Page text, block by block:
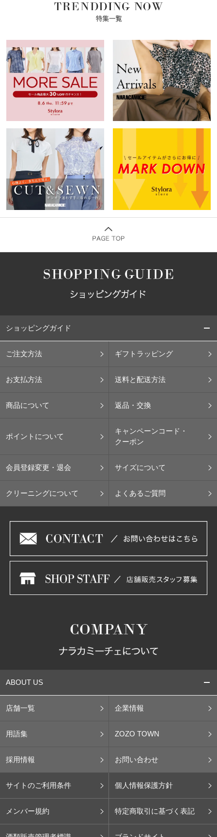
ショッピングガイド
ご注文方法 ギフトラッピング
お支払方法 送料と配送方法
商品について 返品・交換
ポイントについて
キャンペーンコード・
クーポン
会員登録変更・退会 サイズについて
クリーニングについて よくあるご質問
ABOUT US
店舗一覧 企業情報
用語集 ZOZO TOWN
採用情報 お問い合わせ
サイトのご利用条件 個人情報保護方針
メンバー規約 特定商取引に基づく表記